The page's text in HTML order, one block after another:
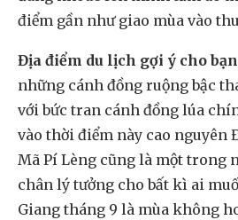
điểm gần như giao mùa vào
Địa điểm du lịch gợi ý cho bạn
những cánh đồng ruộng bậc
với bức tran cánh đồng lúa
vào thời điểm này cao nguyên
Mã Pí Lèng cũng là một trong
chân lý tưởng cho bất kì ai
Giang tháng 9 là mùa không